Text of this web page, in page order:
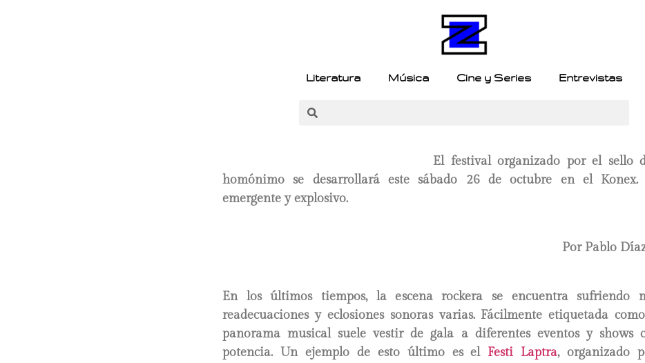
Literatura Música Cine y Series Entrevistas
El festival organizado por el sello
homónimo se desarrollará este sábado 26 de octubre en el Konex.
emergente y explosivo.
Por Pablo
En los últimos tiempos, la escena rockera se encuentra sufriendo
readecuaciones y eclosiones sonoras varias. Fácilmente etiquetada
panorama musical suele vestir de gala a diferentes eventos y shows
potencia. Un ejemplo de esto último es el Festi Laptra, organizado